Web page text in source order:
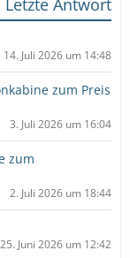
14. Juli 2026 um 14:48
zum Preis
3. Juli 2026 um 16:04
zum
2. Juli 2026 um 18:44
25. Juni 2026 um 12:42